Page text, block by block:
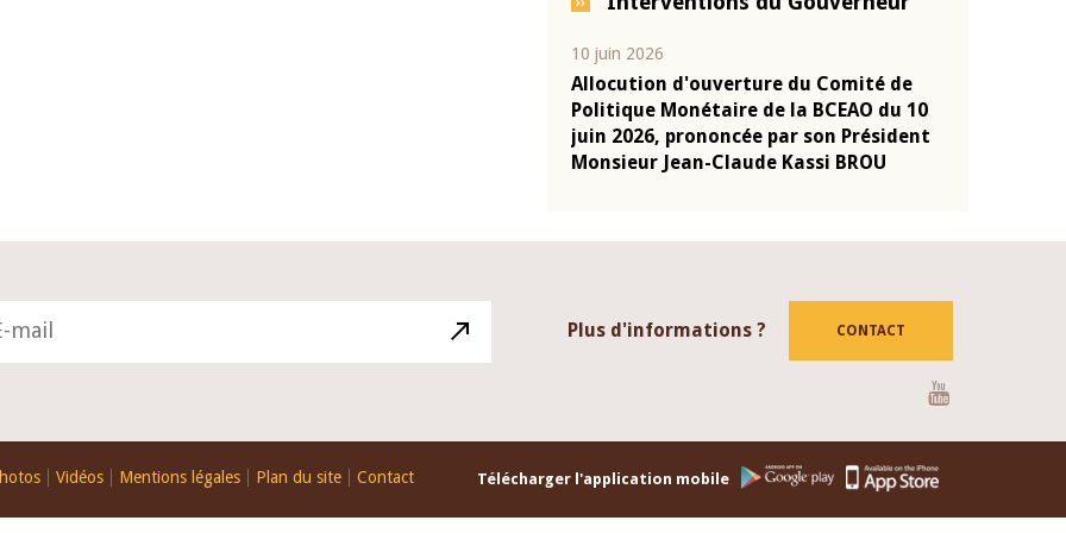
04 mars 2026
Allocution d'ouverture du Comité de
Politique Monétaire de la BCEAO du 4
mars 2026, prononcée par son Président
Monsieur Jean-Claude Kassi BROU
Plus d'informations ? CONTACT
Vidéos Mentions légales Plan du site Contact Télécharger l'application mobile